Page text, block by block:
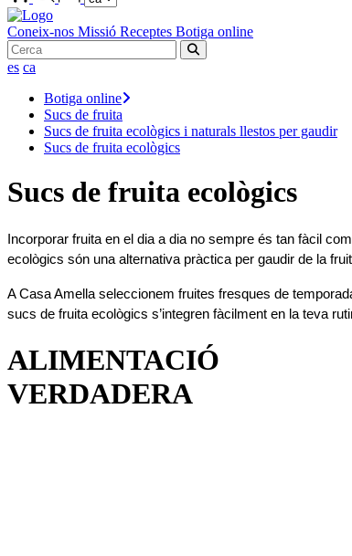
Coneix-nos Missió Receptes Botiga online
es ca
Botiga online
Sucs de fruita
Sucs de fruita ecològics i naturals llestos per gaudir
Sucs de fruita ecològics
Sucs de fruita ecològics
Incorporar fruita en el dia a dia no sempre és tan fàcil
ecològics són una alternativa pràctica per gaudir de la
A Casa Amella seleccionem fruites fresques de
sucs de fruita ecològics s’integren fàcilment en la teva
ALIMENTACIÓ
VERDADERA